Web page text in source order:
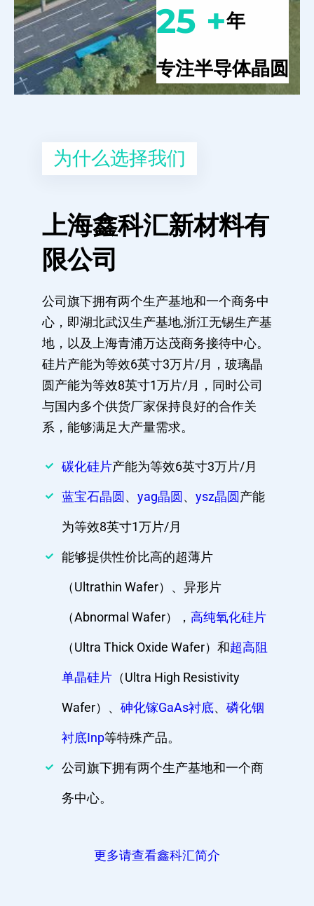
25 +年
专注半导体晶圆
为什么选择我们
上海鑫科汇新材料有
限公司
公司旗下拥有两个生产基地和一个商务中
心，即湖北武汉生产基地,浙江无锡生产基
地，以及上海青浦万达茂商务接待中心。
硅片产能为等效6英寸3万片/月，玻璃晶
圆产能为等效8英寸1万片/月，同时公司
与国内多个供货厂家保持良好的合作关
系，能够满足大产量需求。
碳化硅片产能为等效6英寸3万片/月
蓝宝石晶圆 、 yag晶圆 、 ysz晶圆 产能
为等效8英寸1万片/月
能够提供性价比高的超薄片
（Ultrathin Wafer）、异形片
（Abnormal Wafer）， 高纯氧化硅片
（Ultra Thick Oxide Wafer）和超高阻
单晶硅片 （Ultra High Resistivity
Wafer）、 砷化镓GaAs衬底、 磷化铟
衬底Inp等特殊产品。
公司旗下拥有两个生产基地和一个商
务中心。
更多请查看鑫科汇简介